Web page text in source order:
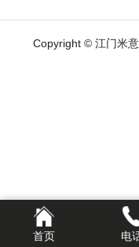
Copyright © 江门米
首页 电